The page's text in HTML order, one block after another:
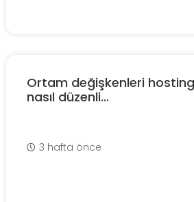
Ortam değişkenleri
nasıl düzenli...
3 hafta önce